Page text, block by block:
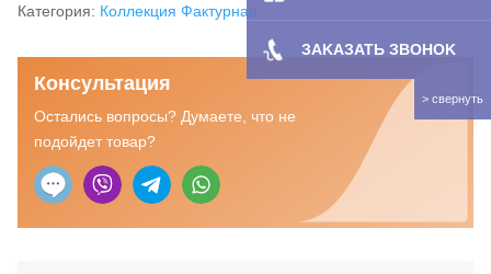
с
Эльмира
перламутр
(Германия)
Категория: Коллекция Фактурная
Консультация
Остались вопросы? Думаете, что не
подойдет товар?
ЗAKAЗATЬ ЗBOHOK